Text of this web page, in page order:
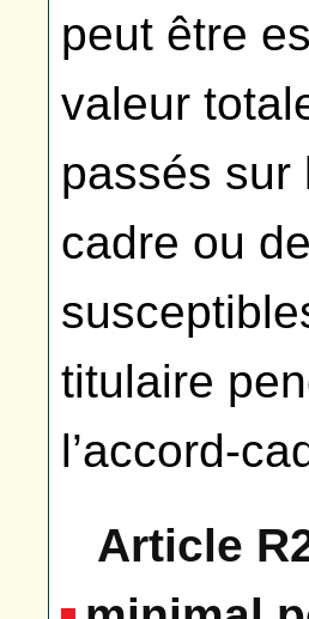
peut être
valeur
passés sur
cadre ou
titulaire
l’accord-
Article